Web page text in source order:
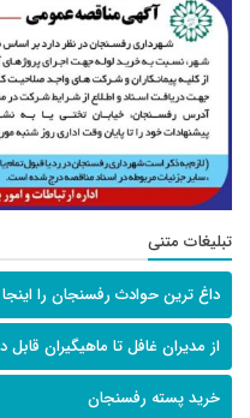
تبلیغات متنی
داغ ترین حوادث رفسنجان را
از مدیران غافل تا ماهیگیران
خرید پسته رفسنجان